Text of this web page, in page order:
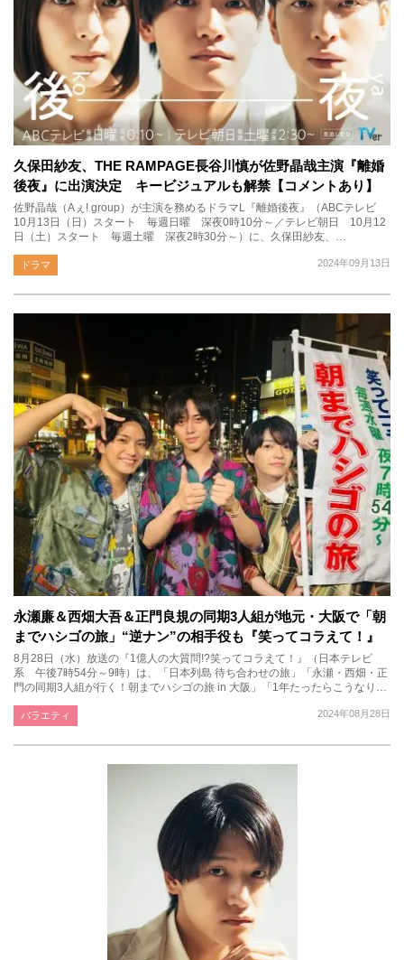
久保田紗友、THE RAMPAGE長谷川慎が佐野晶哉主演『離婚
後夜』に出演決定 キービジュアルも解禁【コメントあり】
佐野晶哉（Aぇ! group）が主演を務めるドラマL『離婚後夜』（ABCテレビ
10月13日（日）スタート 毎週日曜 深夜0時10分～／テレビ朝日 10月12
日（土）スタート 毎週土曜 深夜2時30分～）に、久保田紗友、…
2024年09月13日
ドラマ
永瀬廉＆西畑大吾＆正門良規の同期3人組が地元・大阪で「朝
までハシゴの旅」“逆ナン”の相手役も『笑ってコラえて！』
8月28日（水）放送の『1億人の大質問!?笑ってコラえて！』（日本テレビ
系 午後7時54分～9時）は、「日本列島 待ち合わせの旅」「永瀬・西畑・正
門の同期3人組が行く！朝までハシゴの旅 in 大阪」「1年たったらこうなり…
2024年08月28日
バラエティ